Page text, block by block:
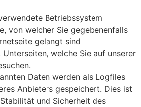
Betriebssystem
von welcher Sie gegebenenfalls
gelangt sind
Unterseiten, welche Sie auf unserer
Daten werden als Logfiles
Anbieters gespeichert. Dies ist
und Sicherheit des